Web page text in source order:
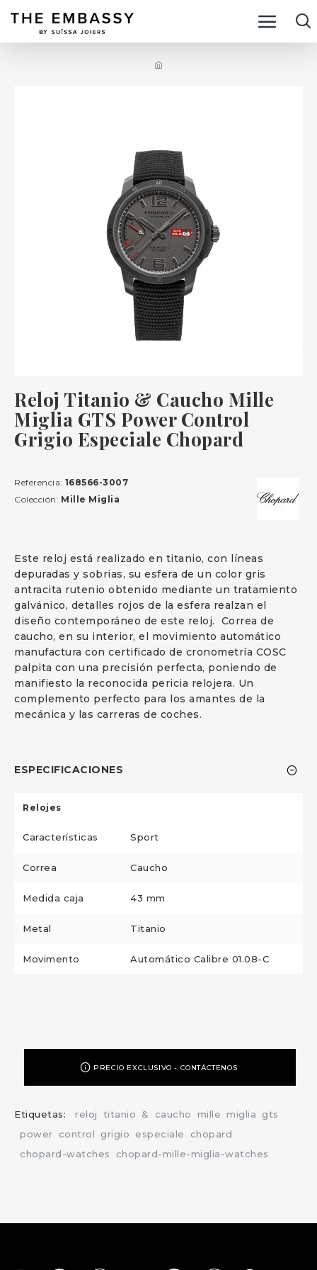
Reloj Titanio & Caucho Mille
Miglia GTS Power Control
Grigio Especiale Chopard
Este reloj está realizado en titanio, con líneas
depuradas y sobrias, su esfera de un color gris
antracita rutenio obtenido mediante un tratamiento
galvánico, detalles rojos de la esfera realzan el
diseño contemporáneo de este reloj. Correa de
caucho, en su interior, el movimiento automático
manufactura con certificado de cronometría COSC
palpita con una precisión perfecta, poniendo de
manifiesto la reconocida pericia relojera. Un
complemento perfecto para los amantes de la
mecánica y las carreras de coches.
ESPECIFICACIONES
Relojes
Características Sport
Correa Caucho
Medida caja 43 mm
Metal Titanio
Movimento Automático Calibre 01.08-C
Referencia: 168566-3007
Colección: Mille Miglia
PRECIO EXCLUSIVO - CONTÁCTENOS
Etiquetas: reloj titanio & caucho mille miglia
gts
power
control grigio especiale
chopard
chopard-watches
chopard-mille-miglia-watches